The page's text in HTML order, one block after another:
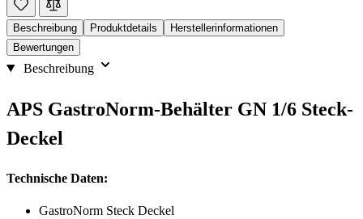
Beschreibung Produktdetails
Herstellerinformationen
Bewertungen
Beschreibung
APS GastroNorm-Behälter GN 1/6 Steck-
Deckel
Technische Daten:
GastroNorm Steck Deckel